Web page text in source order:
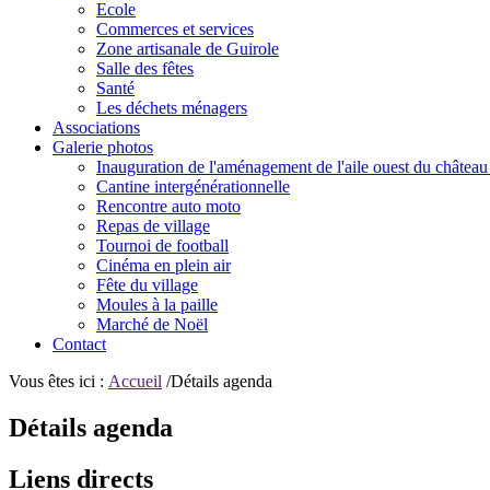
Ecole
Commerces et services
Zone artisanale de Guirole
Salle des fêtes
Santé
Les déchets ménagers
Associations
Galerie photos
Inauguration de l'aménagement de l'aile ouest du
Cantine intergénérationnelle
Rencontre auto moto
Repas de village
Tournoi de football
Cinéma en plein air
Fête du village
Moules à la paille
Marché de Noël
Contact
Vous êtes ici : Accueil /Détails agenda
Détails agenda
Liens directs